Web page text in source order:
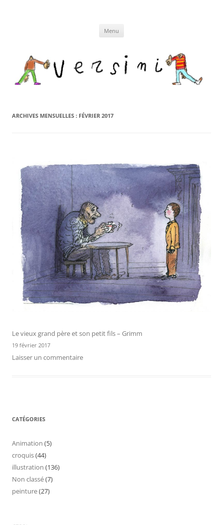
Menu
ARCHIVES MENSUELLES : FÉVRIER 2017
Le vieux grand père et son petit fils – Grimm
19 février 2017
Laisser un commentaire
CATÉGORIES
Animation (5)
croquis(44)
illustration (136)
Non classé(7)
peinture(27)